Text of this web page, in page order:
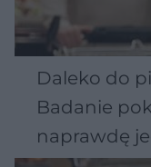
Daleko do
Badanie
naprawdę